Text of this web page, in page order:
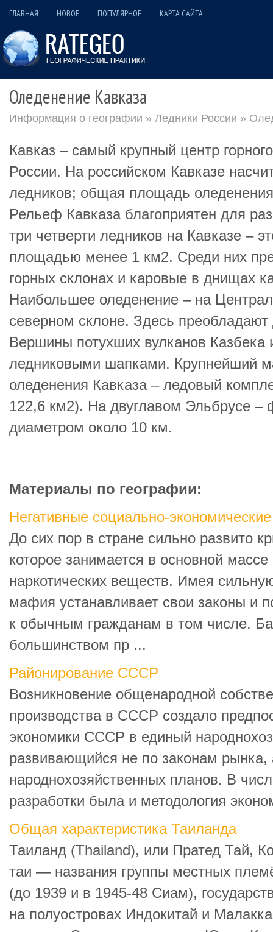
ГЛАВНАЯ НОВОЕ ПОПУЛЯРНОЕ КАРТА САЙТА
Оледенение Кавказа
Информация о географии » Ледники России »
Кавказ – самый крупный центр
России. На российском Кавказе
ледников; общая площадь
Рельеф Кавказа благоприятен для
три четверти ледников на Кавказе –
площадью менее 1 км2. Среди них
горных склонах и каровые в днищах
Наибольшее оледенение – на
северном склоне. Здесь
Вершины потухших вулканов Казбека
ледниковыми шапками. Крупнейший
оледенения Кавказа – ледовый
122,6 км2). На двуглавом Эльбрусе –
диаметром около 10 км.
Материалы по географии:
Негативные социально-
До сих пор в стране сильно развито
которое занимается в основной
наркотических веществ. Имея
мафия устанавливает свои законы и
к обычным гражданам в том числе.
большинством пр ...
Районирование СССР
Возникновение общенародной
производства в СССР создало
экономики СССР в единый
развивающийся не по законам рынка,
народнохозяйственных планов. В
разработки была и методология
Общая характеристика Таиланда
Таиланд (Thailand), или Пратед Тай,
таи — названия группы местных
(до 1939 и в 1945-48 Сиам),
на полуостровах Индокитай и